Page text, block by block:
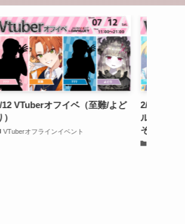
2/8 VTuberオフイベ（プルミエー
ル・エトワール/雹ノよわね/深月
そると/Ryugitas/知悠エル)